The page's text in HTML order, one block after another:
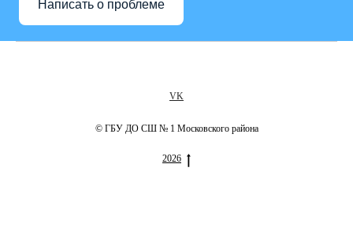
Написать о проблеме
VK
© ГБУ ДО СШ № 1 Московского района
2026